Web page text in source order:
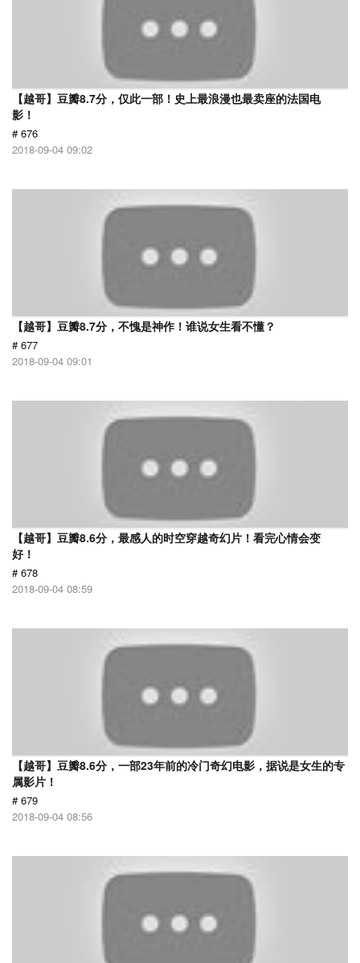
【越哥】豆瓣8.7分，仅此一部！史上最浪漫也最卖座的法国电
影！
# 676
2018-09-04 09:02
【越哥】豆瓣8.7分，不愧是神作！谁说女生看不懂？
# 677
2018-09-04 09:01
【越哥】豆瓣8.6分，最感人的时空穿越奇幻片！看完心情会变
好！
# 678
2018-09-04 08:59
【越哥】豆瓣8.6分，一部23年前的冷门奇幻电影，据说是女生的专
属影片！
# 679
2018-09-04 08:56